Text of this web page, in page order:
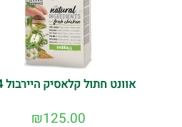
אוונט חתול קלאסיק היירבול 4ק"ג
₪125.00